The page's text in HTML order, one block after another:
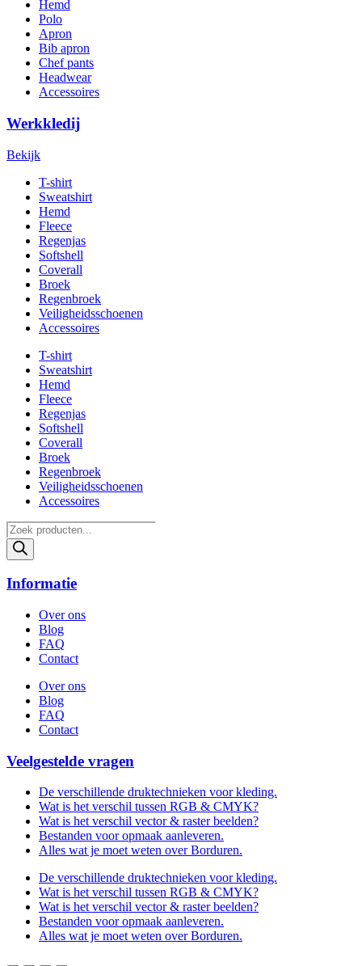
Hemd
Polo
Apron
Bib apron
Chef pants
Headwear
Accessoires
Werkkledij
Bekijk
T-shirt
Sweatshirt
Hemd
Fleece
Regenjas
Softshell
Coverall
Broek
Regenbroek
Veiligheidsschoenen
Accessoires
T-shirt
Sweatshirt
Hemd
Fleece
Regenjas
Softshell
Coverall
Broek
Regenbroek
Veiligheidsschoenen
Accessoires
Products
search
Informatie
Over ons
Blog
FAQ
Contact
Over ons
Blog
FAQ
Contact
Veelgestelde vragen
De verschillende druktechnieken voor kleding.
Wat is het verschil tussen RGB & CMYK?
Wat is het verschil vector & raster beelden?
Bestanden voor opmaak aanleveren.
Alles wat je moet weten over Borduren.
De verschillende druktechnieken voor kleding.
Wat is het verschil tussen RGB & CMYK?
Wat is het verschil vector & raster beelden?
Bestanden voor opmaak aanleveren.
Alles wat je moet weten over Borduren.